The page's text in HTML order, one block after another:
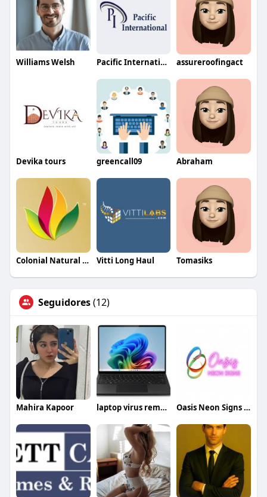
Williams Welsh Pacific International assureroofingact
Devika tours greencall09 Abraham
Colonial Natural Products Vitti Long Haul Tomasiks
Seguidores(12)
Mahira Kapoor laptop virus removal london Oasis Neon Signs UK